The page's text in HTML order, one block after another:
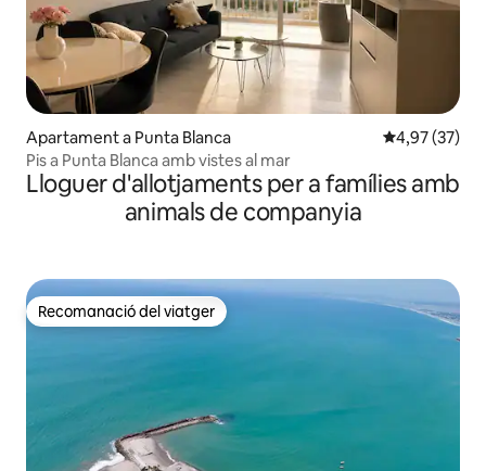
Apartament a Punta Blanca 4,97 de
4,97 (37)
Pis a Punta Blanca amb vistes al mar
Lloguer d'allotjaments per a famílies amb
animals de companyia
Recomanació del viatger
Recomanació del viatger